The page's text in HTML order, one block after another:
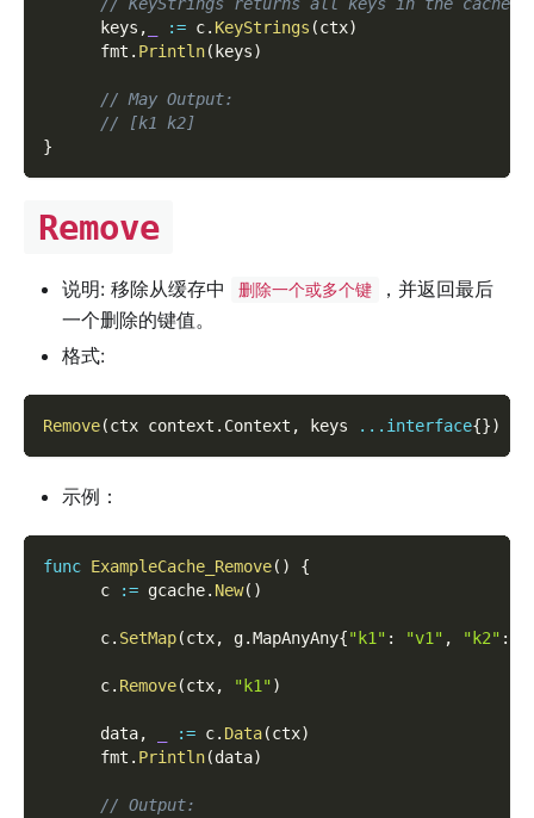
      keys
, := c. KeyStrings (ctx)
      fmt
. Println( keys)
// May Output:
// [k1 k2]
}
Remove
说明: 移除从缓存中 删除一个或多个键
，并返回最后
一个删除的键值。
格式:
Remove(ctx context . Context , keys ... interface{})
示例：
func ExampleCache_Remove( )
{
      c
:= gcache. New( )
      c
. SetMap(ctx, g.MapAnyAny{"k1" : "v1" , "k2" :
      c
. Remove(ctx, "k1")
      data
, := c. Data(ctx)
      fmt
. Println(data)
// Output: